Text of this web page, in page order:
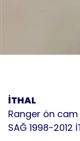
İTHAL
Ranger ön
SAĞ 1998-2012